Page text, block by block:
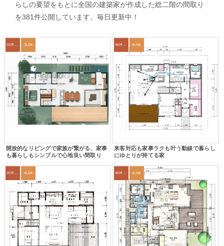
らしの要望をもとに全国の建築家が作成した総二階の間取り
を381件公開しています。毎日更新中！
3LDK
開放的なリビングで家族が繋がる、家事
も暮らしもシンプルで心地良い間取り
45坪～49坪 4LDK
来客対応も家事ラクも叶う動線で暮らし
にゆとりが持てる家
4LDK 45坪～49坪 4LDK